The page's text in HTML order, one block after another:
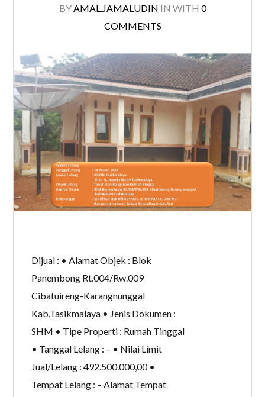
BY AMAL.JAMALUDIN IN WITH 0
COMMENTS
Dijual : • Alamat Objek : Blok
Panembong Rt.004/Rw.009
Cibatuireng-Karangnunggal
Kab.Tasikmalaya • Jenis Dokumen :
SHM • Tipe Properti : Rumah Tinggal
• Tanggal Lelang : – • Nilai Limit
Jual/Lelang : 492.500.000,00 •
Tempat Lelang : – Alamat Tempat